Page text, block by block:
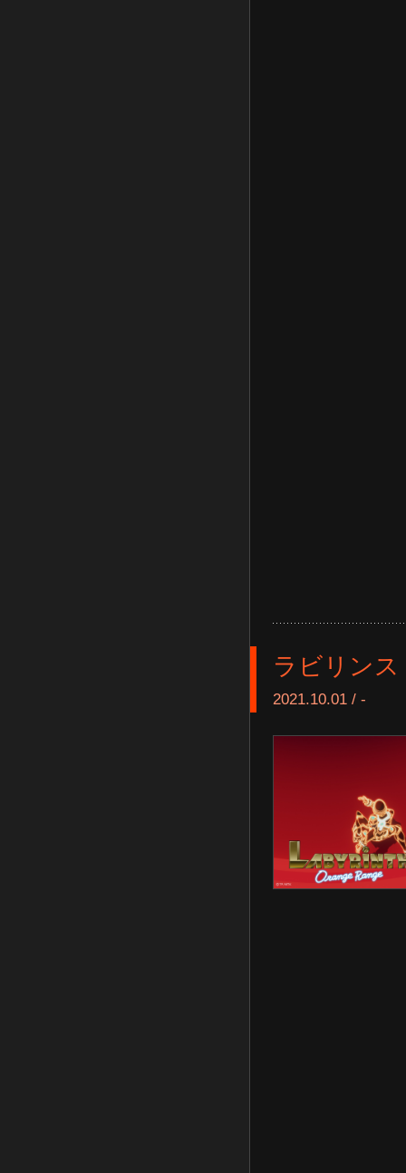
ラビリン
2021.10.01 / -